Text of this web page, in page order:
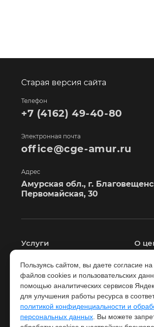
Старая версия сайта
Телефон
+7 (4162) 49-40-80
Электронная почта
office@cge-amur.ru
Адрес
Амурская обл., г.
Первомайская, 30
Услуги
Лаборатория
Экспертиза
Консультационный
центр
О
Пользуясь сайтом, вы даете согласие на
файлов cookies и пользовательских
помощью аналитических сервисов
для улучшения работы ресурса в
политикой конфиденциальности и
персональных данных . Вы можете